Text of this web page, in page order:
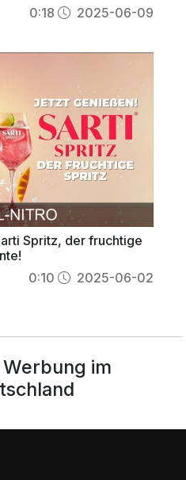
0:18 2025-06-09
Spritz, der fruchtige
0:10 2025-06-02
im